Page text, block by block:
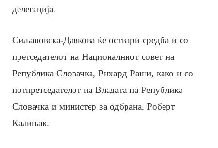
делегација.
Сиљановска-Давкова ќе оствари средба и со
претседателот на Националниот совет на
Република Словачка, Рихард Раши, како и со
потпретседателот на Владата на Република
Словачка и министер за одбрана, Роберт
Калињак.